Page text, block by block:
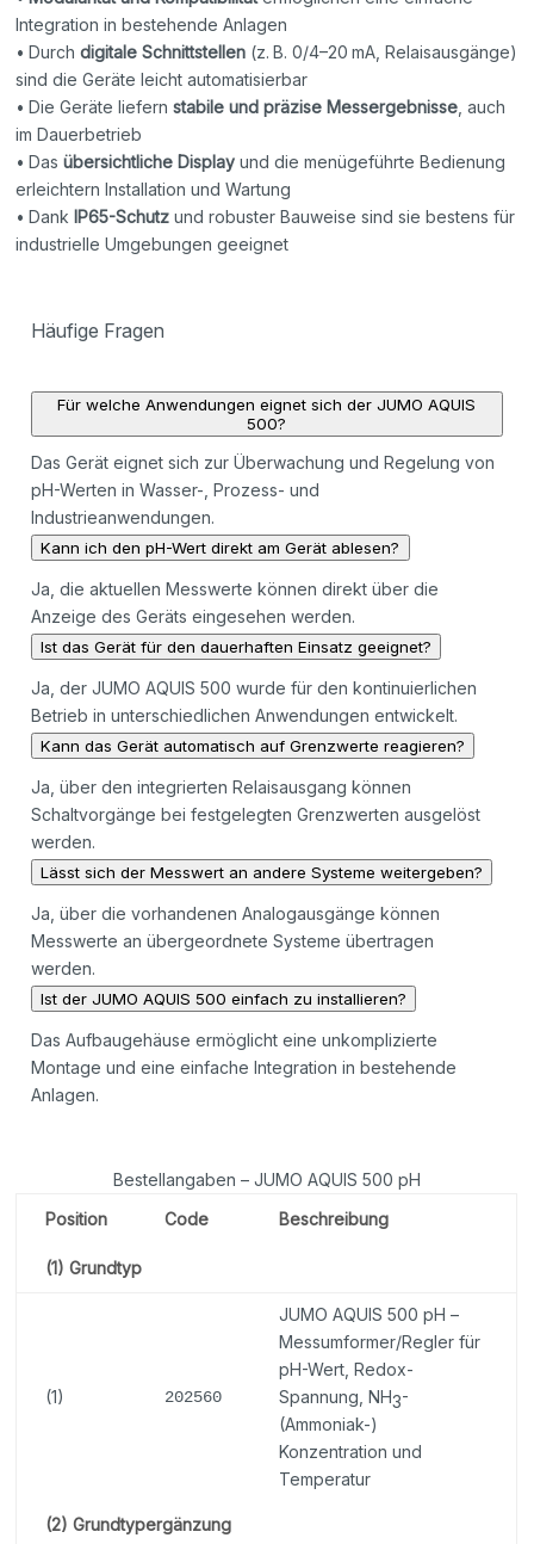
Integration in bestehende Anlagen
• Durchdigitale Schnittstellen (z. B. 0/4–20 mA, Relaisausgänge)
sind die Geräte leicht automatisierbar
• Die Geräte liefernstabile und präzise Messergebnisse , auch
im Dauerbetrieb
• Dasübersichtliche Display und die menügeführte Bedienung
erleichtern Installation und Wartung
• Dank IP65-Schutz und robuster Bauweise sind sie bestens für
industrielle Umgebungen geeignet
Häufige Fragen
Für welche Anwendungen eignet sich der JUMO AQUIS
500?
Das Gerät eignet sich zur Überwachung und Regelung von
pH-Werten in Wasser-, Prozess- und
Industrieanwendungen.
Kann ich den pH-Wert direkt am Gerät ablesen?
Ja, die aktuellen Messwerte können direkt über die
Anzeige des Geräts eingesehen werden.
Ist das Gerät für den dauerhaften Einsatz geeignet?
Ja, der JUMO AQUIS 500 wurde für den kontinuierlichen
Betrieb in unterschiedlichen Anwendungen entwickelt.
Kann das Gerät automatisch auf Grenzwerte reagieren?
Ja, über den integrierten Relaisausgang können
Schaltvorgänge bei festgelegten Grenzwerten ausgelöst
werden.
Lässt sich der Messwert an andere Systeme weitergeben?
Ja, über die vorhandenen Analogausgänge können
Messwerte an übergeordnete Systeme übertragen
werden.
Ist der JUMO AQUIS 500 einfach zu installieren?
Das Aufbaugehäuse ermöglicht eine unkomplizierte
Montage und eine einfache Integration in bestehende
Anlagen.
Bestellangaben – JUMO AQUIS 500 pH
Position
Code Beschreibung
(1) Grundtyp
(1) 202560
JUMO AQUIS 500 pH –
Messumformer/Regler für
pH-Wert, Redox-
Spannung, NH3-
(Ammoniak-)
Konzentration und
Temperatur
(2) Grundtypergänzung